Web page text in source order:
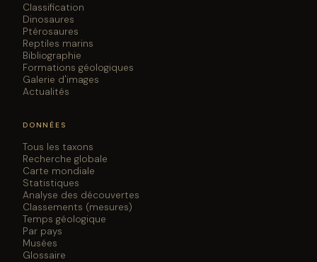
Classification
Dinosaures
Ptérosaures
Reptiles marins
Bibliographie
Formations géologiques
Galerie d'images
Actualités
DONNÉES
Tous les taxons
Recherche globale
Carte mondiale
Statistiques
Analyse des découvertes
Classements (mesures)
Temps géologique
Par pays
Musées
Glossaire